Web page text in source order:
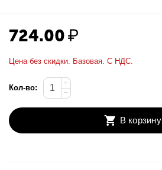
724.00₽
Цена без скидки. Базовая. С НДС.
Кол-во:
+
−
В корзину